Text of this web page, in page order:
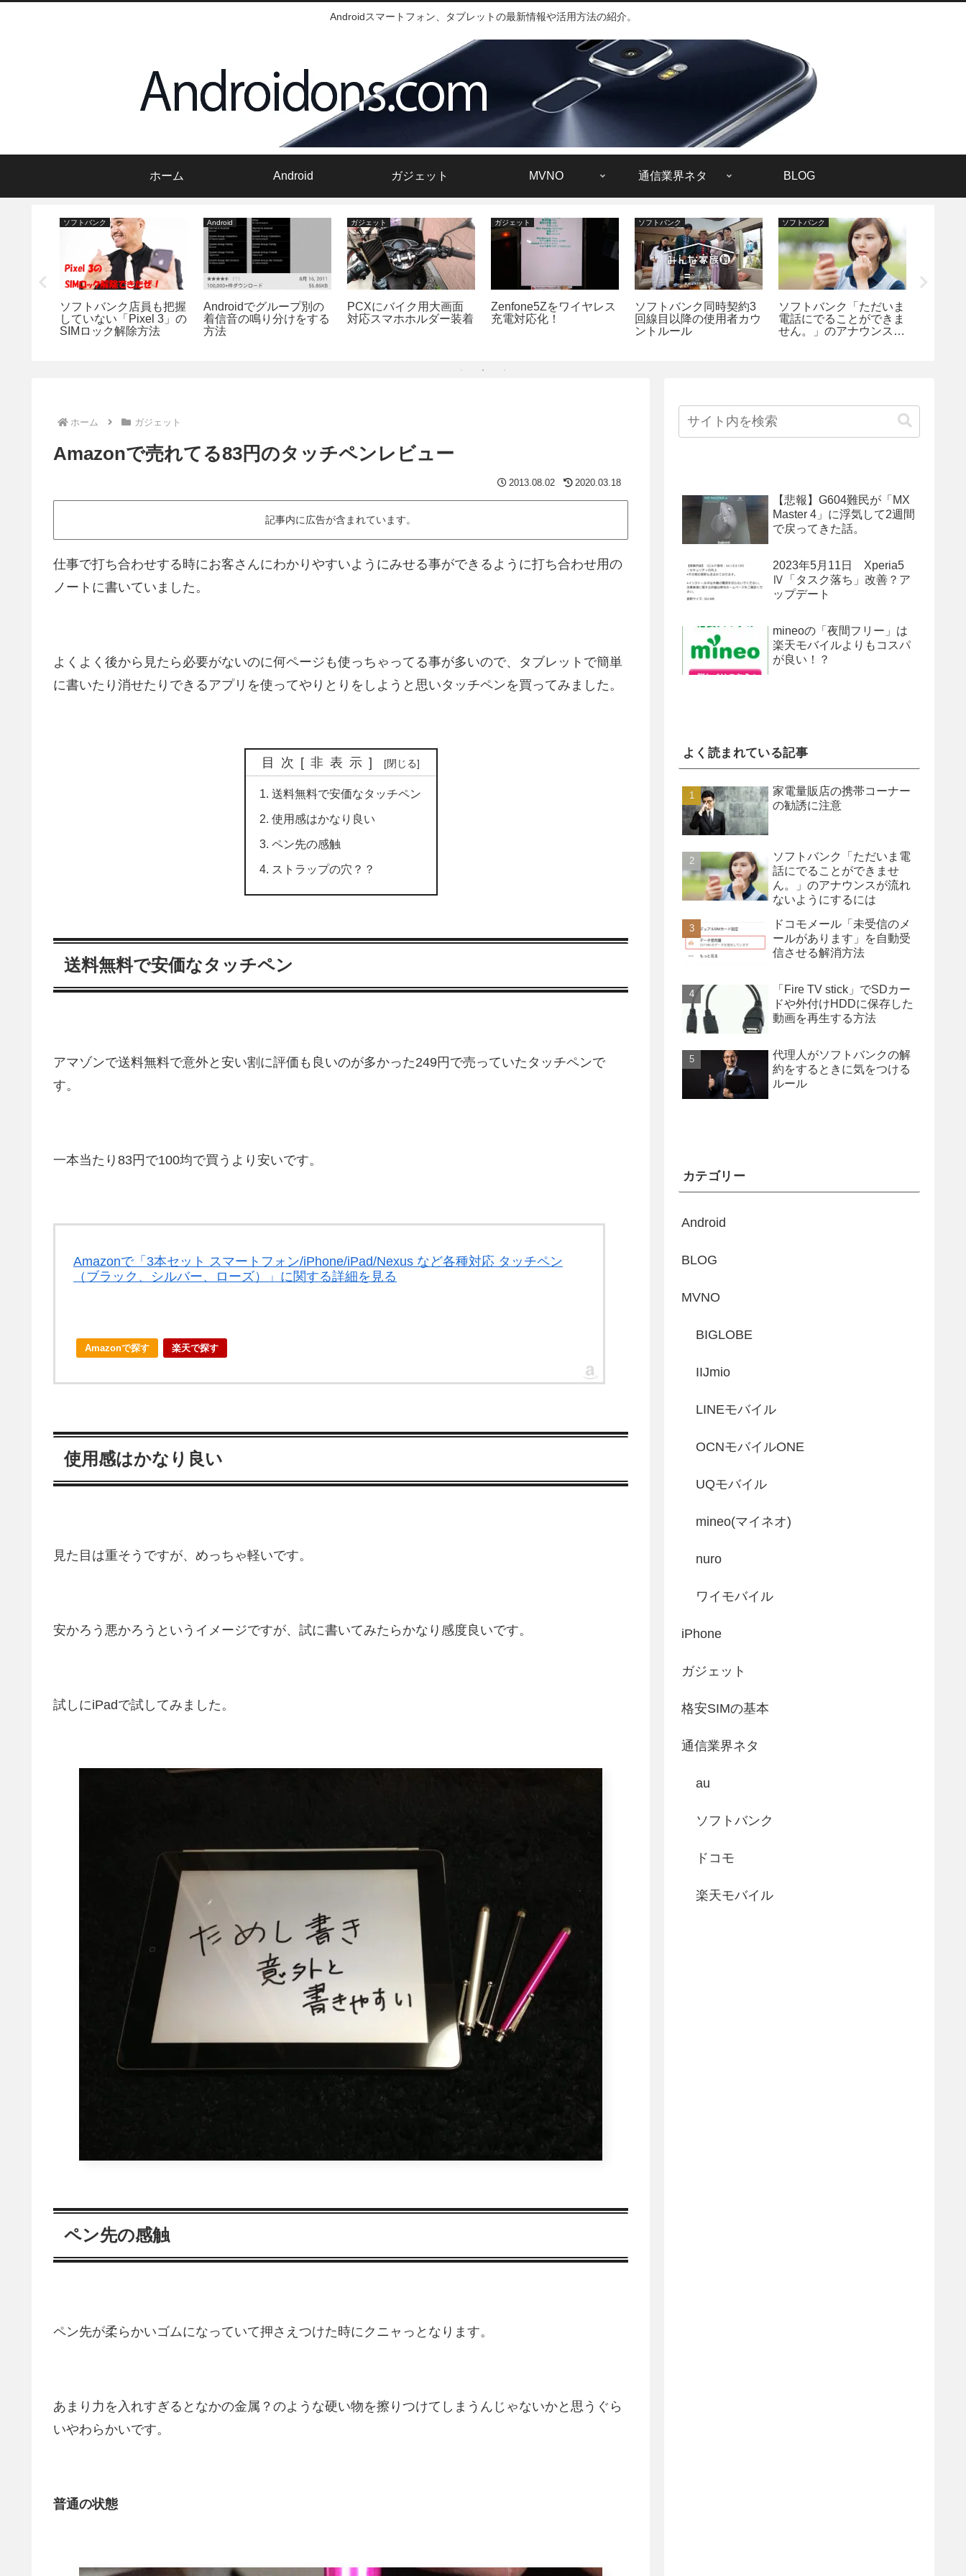
Androidスマートフォン、タブレットの最新情報や活用方法の紹介。
ホーム Android ガジェット MVNO 通信業界ネタ BLOG
ソフトバンク
ソフトバンク店員も把握
していない「Pixel 3」の
SIMロック解除方法
Android
Androidでグループ別の
着信音の鳴り分けをする
方法
ガジェット
PCXにバイク用大画面
対応スマホホルダー装着
ガジェット
Zenfone5Zをワイヤレス
充電対応化！
ソフトバンク
ソフトバンク同時契約3
回線目以降の使用者カウ
ントルール
ソフトバンク
ソフトバンク「ただいま
電話にでることができま
せん。」のアナウンスが
ホーム ガジェット
Amazonで売れてる83円のタッチペンレビュー
2013.08.02 2020.03.18
記事内に広告が含まれています。
仕事で打ち合わせする時にお客さんにわかりやすいようにみせる事ができるように打ち合わせ用の
ノートに書いていました。
よくよく後から見たら必要がないのに何ページも使っちゃってる事が多いので、タブレットで簡単
に書いたり消せたりできるアプリを使ってやりとりをしようと思いタッチペンを買ってみました。
目次 [ 非表示 ]
送料無料で安価なタッチペン
使用感はかなり良い
ペン先の感触
ストラップの穴？？
送料無料で安価なタッチペン
アマゾンで送料無料で意外と安い割に評価も良いのが多かった249円で売っていたタッチペンで
す。
一本当たり83円で100均で買うより安いです。
Amazonで「3本セット スマートフォン/iPhone/iPad/Nexus など各種対応 タッチペン
（ブラック、シルバー、ローズ）」に関する詳細を見る
Amazonで探す 楽天で探す
使用感はかなり良い
見た目は重そうですが、めっちゃ軽いです。
安かろう悪かろうというイメージですが、試に書いてみたらかなり感度良いです。
試しにiPadで試してみました。
ペン先の感触
ペン先が柔らかいゴムになっていて押さえつけた時にクニャっとなります。
あまり力を入れすぎるとなかの金属？のような硬い物を擦りつけてしまうんじゃないかと思うぐら
いやわらかいです。
普通の状態
【悲報】G604難民が「MX
Master 4」に浮気して2週間
で戻ってきた話。
2023年5月11日 Xperia5
Ⅳ「タスク落ち」改善？ア
ップデート
mineoの「夜間フリー」は
楽天モバイルよりもコスパ
が良い！？
よく読まれている記事
家電量販店の携帯コーナー
の勧誘に注意
ソフトバンク「ただいま電
話にでることができませ
ん。」のアナウンスが流れ
ないようにするには
ドコモメール「未受信のメ
ールがあります」を自動受
信させる解消方法
「Fire TV stick」でSDカー
ドや外付けHDDに保存した
動画を再生する方法
代理人がソフトバンクの解
約をするときに気をつける
ルール
カテゴリー
Android
BLOG
MVNO
BIGLOBE
IIJmio
LINEモバイル
OCNモバイルONE
UQモバイル
mineo(マイネオ)
nuro
ワイモバイル
iPhone
ガジェット
格安SIMの基本
通信業界ネタ
au
ソフトバンク
ドコモ
楽天モバイル